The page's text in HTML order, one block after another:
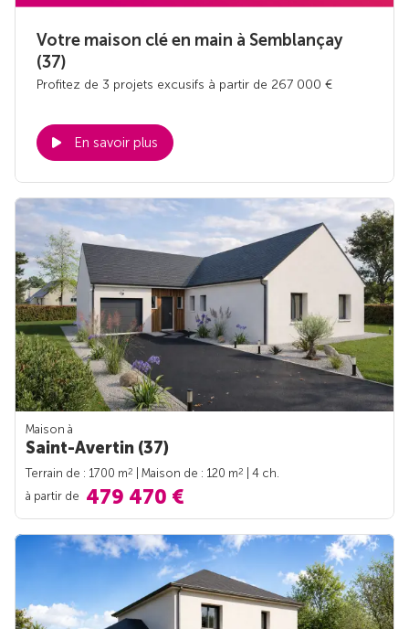
Votre maison clé en main à Semblançay
(37)
Profitez de 3 projets excusifs à partir de 267 000 €
En savoir plus
Maison à
Saint-Avertin (37)
Terrain de : 1700 m2 | Maison de : 120 m2
| 4 ch.
à partir de 479 470 €